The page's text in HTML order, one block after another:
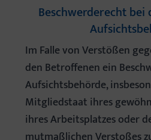
Beschwerde­recht bei
Im Falle von Verstößen
den Betroffenen ein
Aufsichtsbehörde,
Mitgliedstaat ihres
ihres Arbeitsplatzes oder